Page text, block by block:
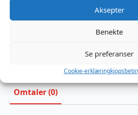
Aksepter
Benekte
Se preferanser
Cookie-erklæring
MRVHSN012SFRI
Master of the House
Omtaler (0)